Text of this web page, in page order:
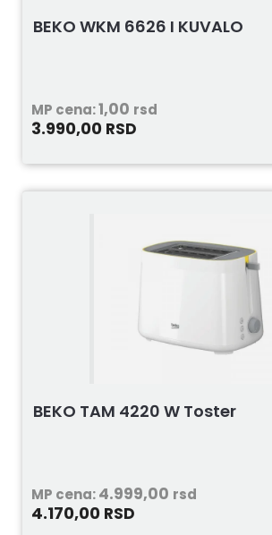
BEKO WKM 6626 I KUVALO
MP cena:1,00 rsd
3.990,00 RSD
BEKO TAM 4220 W Toster
MP cena:4.999,00 rsd
4.170,00 RSD